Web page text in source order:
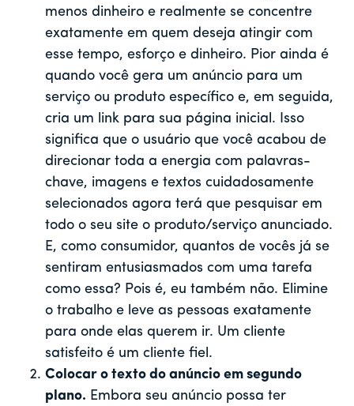
menos dinheiro e realmente se concentre
exatamente em quem deseja atingir com
esse tempo, esforço e dinheiro. Pior ainda é
quando você gera um anúncio para um
serviço ou produto específico e, em seguida,
cria um link para sua página inicial. Isso
significa que o usuário que você acabou de
direcionar toda a energia com palavras-
chave, imagens e textos cuidadosamente
selecionados agora terá que pesquisar em
todo o seu site o produto/serviço anunciado.
E, como consumidor, quantos de vocês já se
sentiram entusiasmados com uma tarefa
como essa? Pois é, eu também não. Elimine
o trabalho e leve as pessoas exatamente
para onde elas querem ir. Um cliente
satisfeito é um cliente fiel.
Colocar o texto do anúncio em segundo
plano. Embora seu anúncio possa ter